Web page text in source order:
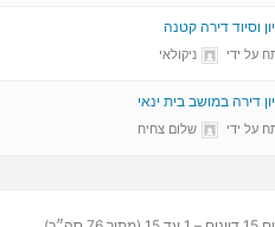
וסיוד דירה קטנה
על ידי ניקולאי
דירה במושב בית ינאי
על ידי שלום צחיח